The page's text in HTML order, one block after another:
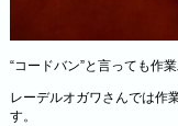
“コードバン”と言っても作
レーデルオガワさんでは作
す。